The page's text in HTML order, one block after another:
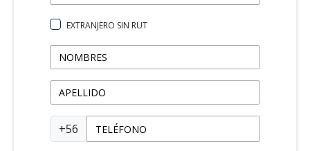
EXTRANJERO SIN RUT
+56